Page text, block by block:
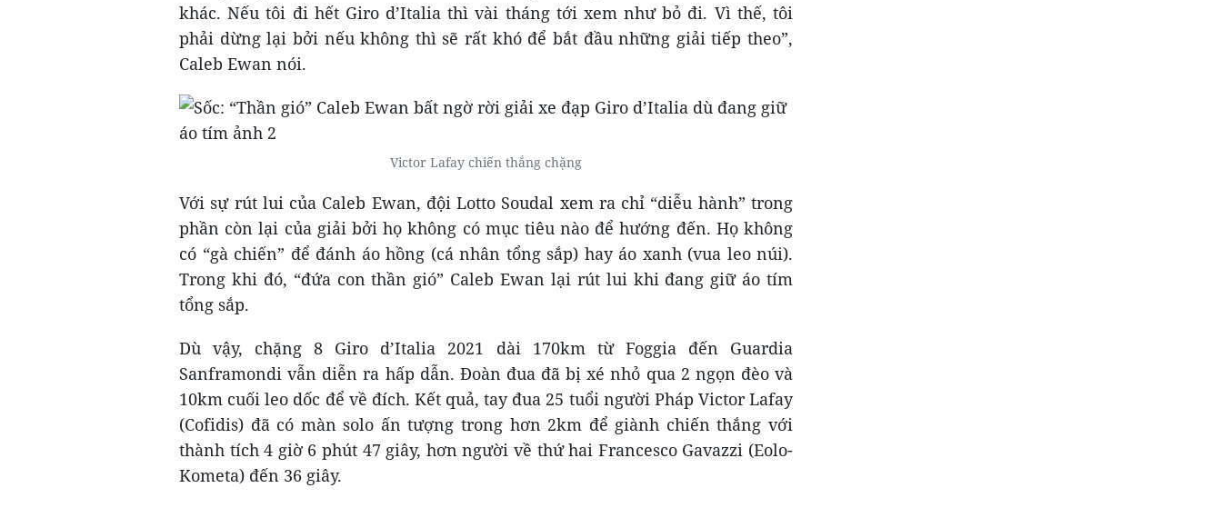
khác. Nếu tôi đi hết Giro d’Italia thì vài tháng tới xem như bỏ đi. Vì thế, tôi
phải dừng lại bởi nếu không thì sẽ rất khó để bắt đầu những giải tiếp theo”,
Caleb Ewan nói.
Victor Lafay chiến thắng chặng
Với sự rút lui của Caleb Ewan, đội Lotto Soudal xem ra chỉ “diễu hành” trong
phần còn lại của giải bởi họ không có mục tiêu nào để hướng đến. Họ không
có “gà chiến” để đánh áo hồng (cá nhân tổng sắp) hay áo xanh (vua leo núi).
Trong khi đó, “đứa con thần gió” Caleb Ewan lại rút lui khi đang giữ áo tím
tổng sắp.
Dù vậy, chặng 8 Giro d’Italia 2021 dài 170km từ Foggia đến Guardia
Sanframondi vẫn diễn ra hấp dẫn. Đoàn đua đã bị xé nhỏ qua 2 ngọn đèo và
10km cuối leo dốc để về đích. Kết quả, tay đua 25 tuổi người Pháp Victor Lafay
(Cofidis) đã có màn solo ấn tượng trong hơn 2km để giành chiến thắng với
thành tích 4 giờ 6 phút 47 giây, hơn người về thứ hai Francesco Gavazzi (Eolo-
Kometa) đến 36 giây.